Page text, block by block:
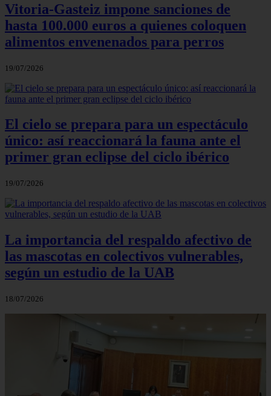
Vitoria-Gasteiz impone sanciones de
hasta 100.000 euros a quienes coloquen
alimentos envenenados para perros
19/07/2026
El cielo se prepara para un espectáculo
único: así reaccionará la fauna ante el
primer gran eclipse del ciclo ibérico
19/07/2026
La importancia del respaldo afectivo de
las mascotas en colectivos vulnerables,
según un estudio de la UAB
18/07/2026